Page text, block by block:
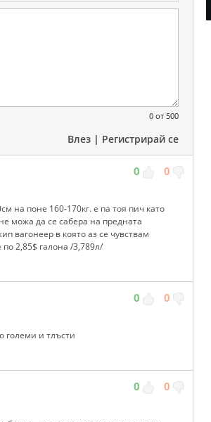
0 от 500
Влез | Регистрирай се
0 0
на поне 160-170кг. е па тоя пич като
можа да се сабера на предната
вагонеер в която аз се чувствам
2,85$ галона /3,789л/
0 0
големи и тлъсти
0 0